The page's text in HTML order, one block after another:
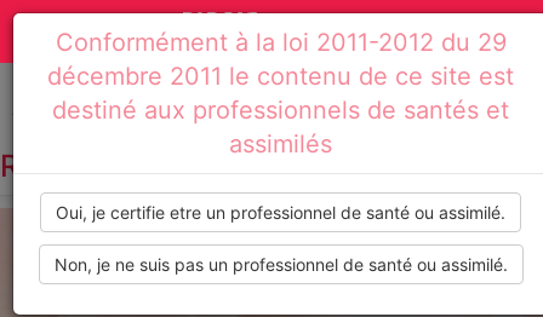
Toggle
navigation
Actualités
médicales,
dossiers
thématiques,
formations,
recommandations
Accueil Résultats de recherche : FIV
RECHERCHE PAR TAG :FIV
Conformément à la loi 2011-2012 du 29
décembre 2011 le contenu de ce site est
destiné aux professionnels de santés et
assimilés
Oui, je certifie etre un professionnel de santé ou assimilé.
Non, je ne suis pas un professionnel de santé ou assimilé.